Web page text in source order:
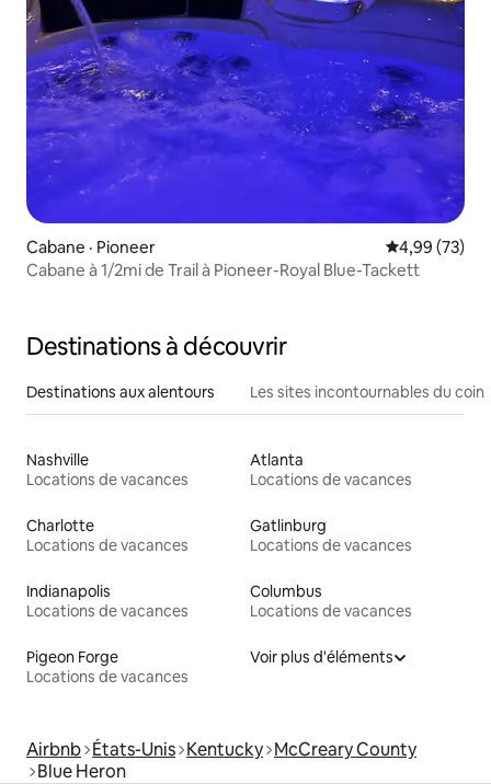
Cabane · Pioneer Note
4,99 (73)
Cabane à 1/2mi de Trail à Pioneer-Royal Blue-Tackett
Destinations à découvrir
Destinations aux alentours Les sites incontournables du coin
Nashville
Locations de vacances
Atlanta
Locations de vacances
Charlotte
Locations de vacances
Gatlinburg
Locations de vacances
Indianapolis
Locations de vacances
Columbus
Locations de vacances
Pigeon Forge
Locations de vacances
Voir plus d'éléments
Airbnb États-Unis Kentucky McCreary County
Blue Heron